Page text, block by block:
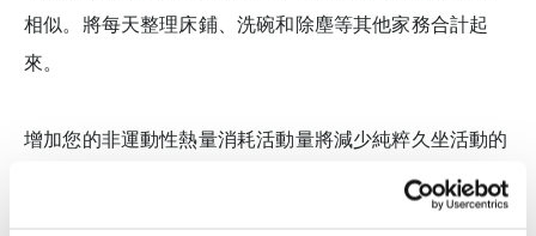
相似。將每天整理床鋪、洗碗和除塵等其他家務合計起
來。
增加您的非運動性熱量消耗活動量將減少純粹久坐活動的
時間，並增加您的日常體力活動量。對於生活在活動受限
制的情況下，或者可能對劇烈活動感到困難的人來說，這